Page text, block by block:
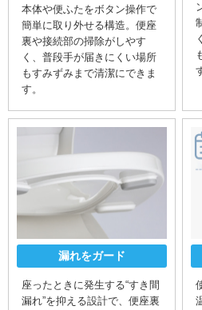
本体や便ふたをボタン操作で
簡単に取り外せる構造。便座
裏や接続部の掃除がしやす
く、普段手が届きにくい場所
もすみずみまで清潔にできま
す。
漏れをガード
座ったときに発生する“すき間
漏れ”を抑える設計で、便座裏